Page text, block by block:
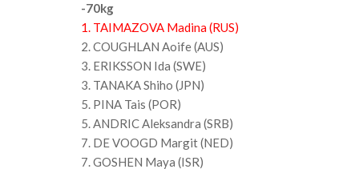
-70kg
1. TAIMAZOVA Madina (RUS)
2. COUGHLAN Aoife (AUS)
3. ERIKSSON Ida (SWE)
3. TANAKA Shiho (JPN)
5. PINA Tais (POR)
5. ANDRIC Aleksandra (SRB)
7. DE VOOGD Margit (NED)
7. GOSHEN Maya (ISR)